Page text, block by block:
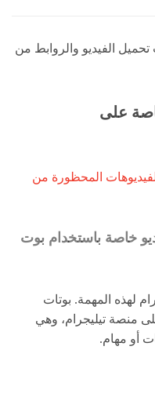
الفيديو والروابط من
على
المحظورة من
خاصة باستخدام بوت
لهذه المهمة. بوتات
منصة تيليجرام، وهي
أو مهام.